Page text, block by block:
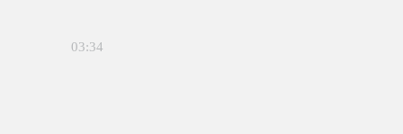
03:34